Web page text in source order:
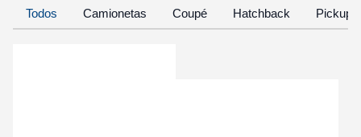
Todos Camionetas Coupé Hatchback Pickup